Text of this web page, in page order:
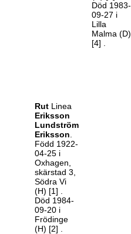
RutLinea
Eriksson
Lundström
Eriksson
Född 1922-
04-25 i
Oxhagen,
skärstad 3,
Södra Vi
(H) [1]
Död 1984-
09-20 i
Frödinge
(H) [2]
Död 1983-
09-27 i
Lilla
Malma (D)
[4]